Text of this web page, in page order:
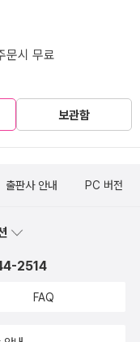
문시 무료
보관함
출판사 안내 PC 버전
2514
FAQ